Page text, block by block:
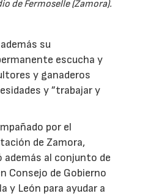
de Fermoselle (Zamora).
su
escucha y
y ganaderos
y ”trabajar y
por el
de Zamora,
además al conjunto de
Consejo de Gobierno
y León para ayudar a